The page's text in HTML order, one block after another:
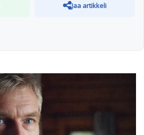
Jaa artikkeli